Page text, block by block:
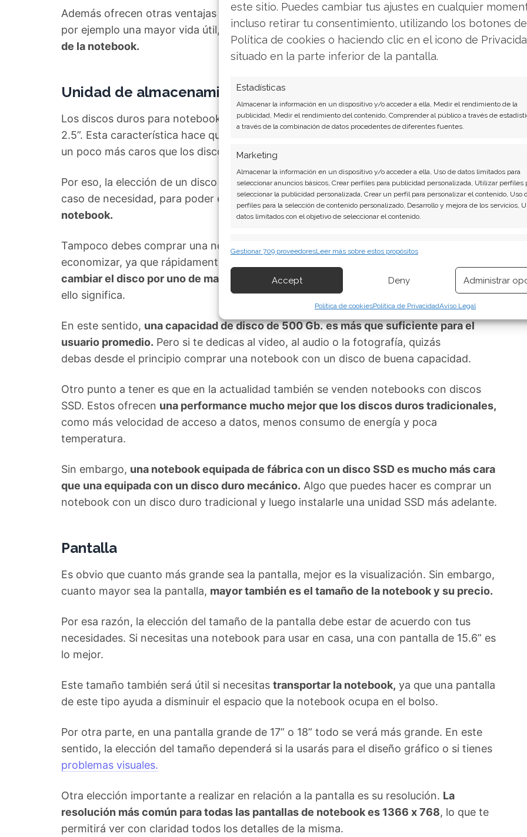
este sitio. Puedes cambiar tus ajustes en cualquier
incluso retirar tu consentimiento, utilizando los botones
Política de cookies o haciendo clic en el icono de
situado en la parte inferior de la pantalla.
Estadísticas
Almacenar la información en un dispositivo y/o acceder a ella, Medir el rendimiento de la
publicidad, Medir el rendimiento del contenido, Comprender al público a través de
a través de la combinación de datos procedentes de diferentes fuentes.
Marketing
Almacenar la información en un dispositivo y/o acceder a ella, Uso de datos limitados para
seleccionar anuncios básicos, Crear perfiles para publicidad personalizada, Utilizar perfiles
seleccionar la publicidad personalizada, Crear un perfil para personalizar el contenido, Uso
perfiles para la selección de contenido personalizado, Desarrollo y mejora de los servicios,
datos limitados con el objetivo de seleccionar el contenido.
información transmitida de forma automática.
Garantizar la seguridad, evitar y detectar fraudes, y eliminar
fallos, Ofrecer y presentar publicidad y contenido, Guardar y
comunicar las preferencias de privacidad.
Gestionar 709 proveedoresLeer más sobre estos propósitos
Accept Deny Administrar
Política de cookiesPolítica de PrivacidadAviso Legal
Además ofrecen otras ventajas muy importantes para cualquier dispositivo móvil, como
por ejemplo una mayor vida útil, poco peso y no añaden un costo considerable al precio
de la notebook.
Unidad de almacenamiento: Disco duro y SSD
Los discos duros para notebooks son de menor tamaño que los utilizados en las PC,
2.5”. Esta característica hace que
un poco más caros que los discos para las PC.
Por eso, la elección de un disco duro con gran capacidad sólo debe ser considerada en
caso de necesidad, para poder evitar unaumento considerable en el costo de la
notebook.
Tampoco debes comprar una notebook con la capacidad justa pensando en
economizar, ya que rápidamente puedes quedarte corto de espacio. Esto significa
cambiar el disco por uno de mayor capacidad,con los problemas y el costo extra que
ello significa.
En este sentido, una capacidad de disco de 500 Gb. es más que suficiente para el
usuario promedio. Pero si te dedicas al video, al audio o la fotografía, quizás
debas desde el principio comprar una notebook con un disco de buena capacidad.
Otro punto a tener es que en la actualidad también se venden notebooks con discos
SSD. Estos ofrecen una performance mucho mejor que los discos duros tradicionales,
como más velocidad de acceso a datos, menos consumo de energía y poca
temperatura.
Sin embargo, una notebook equipada de fábrica con un disco SSD es mucho más cara
que una equipada con un disco duro mecánico. Algo que puedes hacer es comprar un
notebook con un disco duro tradicional y luego instalarle una unidad SSD más adelante.
Pantalla
Es obvio que cuanto más grande sea la pantalla, mejor es la visualización. Sin embargo,
cuanto mayor sea la pantalla, mayor también es el tamaño de la notebook y su precio.
Por esa razón, la elección del tamaño de la pantalla debe estar de acuerdo con tus
necesidades. Si necesitas una notebook para usar en casa, una con pantalla de 15.6” es
lo mejor.
Este tamaño también será útil si necesitas transportar la notebook, ya que una pantalla
de este tipo ayuda a disminuir el espacio que la notebook ocupa en el bolso.
Por otra parte, en una pantalla grande de 17” o 18” todo se verá más grande. En este
sentido, la elección del tamaño dependerá si la usarás para el diseño gráfico o si tienes
problemas visuales.
Otra elección importante a realizar en relación a la pantalla es su resolución. La
resolución más común para todas las pantallas de notebook es 1366 x 768, lo que te
permitirá ver con claridad todos los detalles de la misma.